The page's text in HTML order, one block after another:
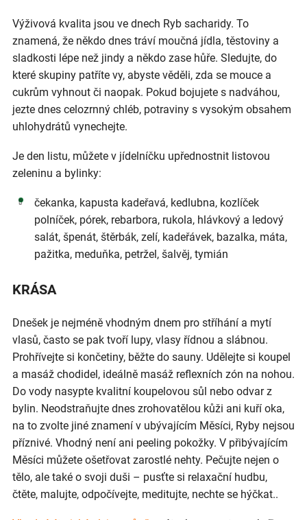
Výživová kvalita jsou ve dnech Ryb sacharidy. To
znamená, že někdo dnes tráví moučná jídla, těstoviny a
sladkosti lépe než jindy a někdo zase hůře. Sledujte, do
které skupiny patříte vy, abyste věděli, zda se mouce a
cukrům vyhnout či naopak. Pokud bojujete s nadváhou,
jezte dnes celozrnný chléb, potraviny s vysokým obsahem
uhlohydrátů vynechejte.
Je den listu, můžete v jídelníčku upřednostnit listovou
zeleninu a bylinky:
čekanka, kapusta kadeřavá, kedlubna, kozlíček
polníček, pórek, rebarbora, rukola, hlávkový a ledový
salát, špenát, štěrbák, zelí, kadeřávek, bazalka, máta,
pažitka, meduňka, petržel, šalvěj, tymián
KRÁSA
Dnešek je nejméně vhodným dnem pro stříhání a mytí
vlasů, často se pak tvoří lupy, vlasy řídnou a slábnou.
Prohřívejte si končetiny, běžte do sauny. Udělejte si koupel
a masáž chodidel, ideálně masáž reflexních zón na nohou.
Do vody nasypte kvalitní koupelovou sůl nebo odvar z
bylin. Neodstraňujte dnes zrohovatělou kůži ani kuří oka,
na to zvolte jiné znamení v ubývajícím Měsíci, Ryby nejsou
příznivé. Vhodný není ani peeling pokožky. V přibývajícím
Měsíci můžete ošetřovat zarostlé nehty. Pečujte nejen o
tělo, ale také o svoji duši – pusťte si relaxační hudbu,
čtěte, malujte, odpočívejte, meditujte, nechte se hýčkat..